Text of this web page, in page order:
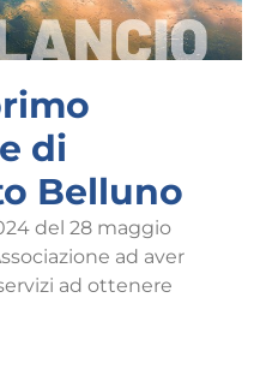
di
Belluno
del 28 maggio
ad aver
ad ottenere